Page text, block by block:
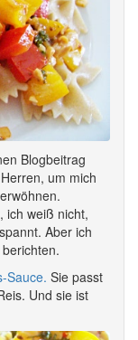
Blogbeitrag
um mich
ich weiß nicht,
Aber ich
Sauce. Sie passt
Und sie ist